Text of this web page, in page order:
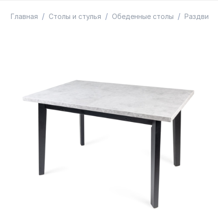
Главная / Столы и стулья / Обеденные столы /